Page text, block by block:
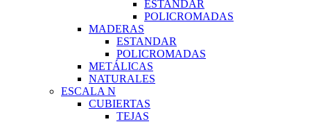
ESTANDAR
POLICROMADAS
MADERAS
ESTANDAR
POLICROMADAS
METÁLICAS
NATURALES
ESCALA N
CUBIERTAS
TEJAS